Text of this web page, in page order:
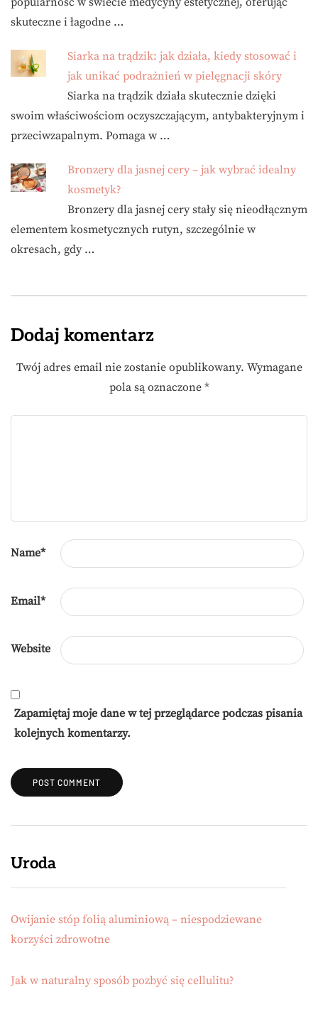
skuteczne i łagodne …
Siarka na trądzik: jak działa, kiedy stosować i
jak unikać podrażnień w pielęgnacji skóry
Siarka na trądzik działa skutecznie dzięki
swoim właściwościom oczyszczającym, antybakteryjnym i
przeciwzapalnym. Pomaga w …
Bronzery dla jasnej cery – jak wybrać idealny
kosmetyk?
Bronzery dla jasnej cery stały się nieodłącznym
elementem kosmetycznych rutyn, szczególnie w
okresach, gdy …
Dodaj komentarz
Twój adres email nie zostanie opublikowany. Wymagane
pola są oznaczone *
Name*
Email*
Website
Zapamiętaj moje dane w tej przeglądarce podczas pisania
kolejnych komentarzy.
Uroda
Owijanie stóp folią aluminiową – niespodziewane
korzyści zdrowotne
Jak w naturalny sposób pozbyć się cellulitu?